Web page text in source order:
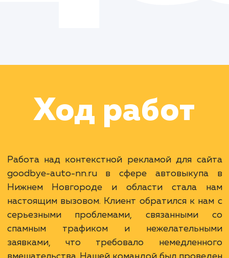
контекстную рекламу,
уменьшив спам и